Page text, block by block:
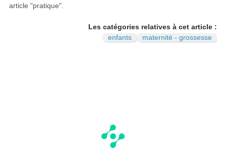
article "pratique".
Les catégories relatives à cet article :
enfants
maternité - grossesse